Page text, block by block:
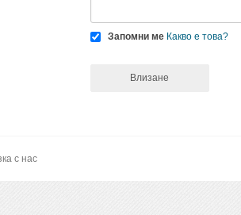
Запомни ме Какво е това?
Влизане
с нас